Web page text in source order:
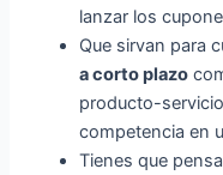
lanzar los
Que sirvan para
a corto plazo
producto-
competencia en
Tienes que